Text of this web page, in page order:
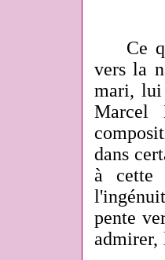
Ce
vers la
mari, lui
Marcel
dans
à cette
pente
admirer,